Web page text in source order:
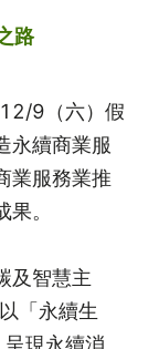
路
9（六）假
永續商業服
業服務業推
。
及智慧主
「永續生
現永續消